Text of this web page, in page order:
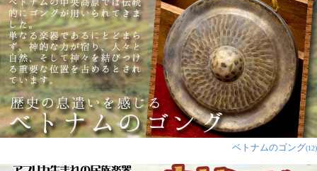
ベトナムのゴング(12)